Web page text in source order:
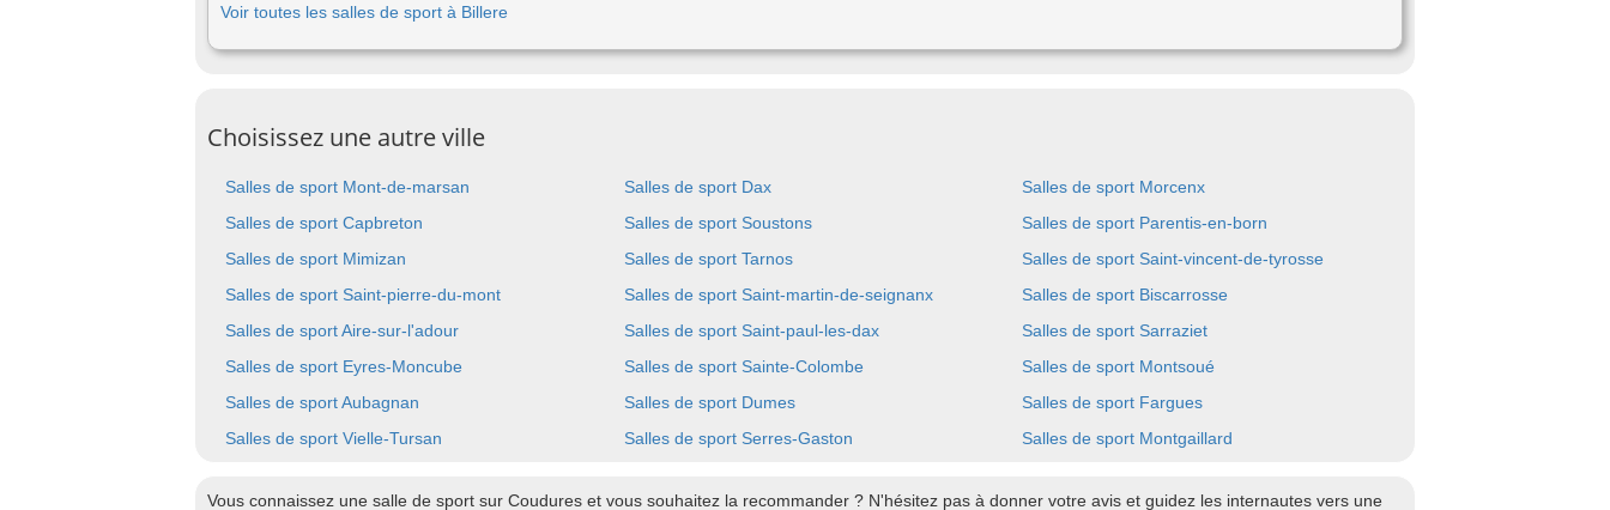
Voir toutes les salles de sport à Billere
Choisissez une autre ville
Salles de sport Mont-de-marsan Salles de sport Dax
Salles de sport Morcenx
Salles de sport Capbreton
Salles de sport Soustons
Salles de sport Parentis-en-born
Salles de sport Mimizan
Salles de sport Tarnos
Salles de sport Saint-vincent-de-tyrosse
Salles de sport Saint-pierre-du-mont
Salles de sport Saint-martin-de-seignanx
Salles de sport Biscarrosse
Salles de sport Aire-sur-l'adour
Salles de sport Saint-paul-les-dax
Salles de sport Sarraziet
Salles de sport Eyres-Moncube
Salles de sport Sainte-Colombe
Salles de sport Montsoué
Salles de sport Aubagnan
Salles de sport Dumes
Salles de sport Fargues
Salles de sport Vielle-Tursan
Salles de sport Serres-Gaston Salles de sport Montgaillard
Vous connaissez une salle de sport sur Coudures et vous souhaitez la recommander ? N'hésitez pas à donner votre avis et guidez les internautes vers une